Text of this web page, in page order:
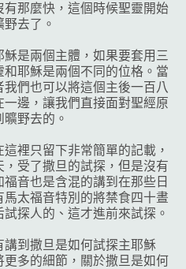
那麼快，這個時候聖靈開始
去了。
是兩個主體，如果要套用三
耶穌是兩個不同的位格。當
們也可以將這個主後一百八
邊，讓我們直接面對聖經原
野去的。
裡只留下非常簡單的記載，
受了撒旦的試探，但是沒有
音也是含混的講到在那些日
太福音特別的將禁食四十晝
探人的、這才進前來試探。
到撒旦是如何試探主耶穌
多的細節，關於撒旦是如何